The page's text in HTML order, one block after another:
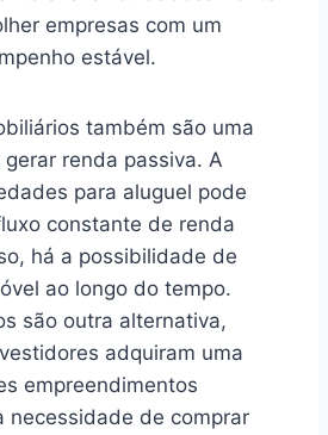
empresas com um
estável.
também são uma
renda passiva. A
para aluguel pode
constante de renda
há a possibilidade de
ao longo do tempo.
são outra alternativa,
adquiram uma
empreendimentos
necessidade de comprar